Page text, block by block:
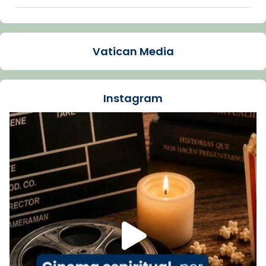
Arquebisbat de Barcelona
La Carmina va patir depressió. Fa gairebé
dos mesos, a l'Estadi Lluís Companys, la
Recupera l'entrevista comp
Vatican
tican News 👇
www.vaticannews.va/es/iglesia/news/2026-
07/carmina-historia-depresion-papa-viaje-
espana-testimoni...
Foto
View on Facebook · Share
Arquebisbat de Barcelona
Vatican Media
Instagram